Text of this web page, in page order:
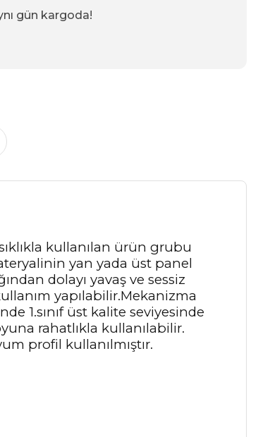
gün kargoda!
kullanılan ürün grubu
yan yada üst panel
dolayı yavaş ve sessiz
yapılabilir.Mekanizma
1.sınıf üst kalite seviyesinde
rahatlıkla kullanılabilir.
profil kullanılmıştır.